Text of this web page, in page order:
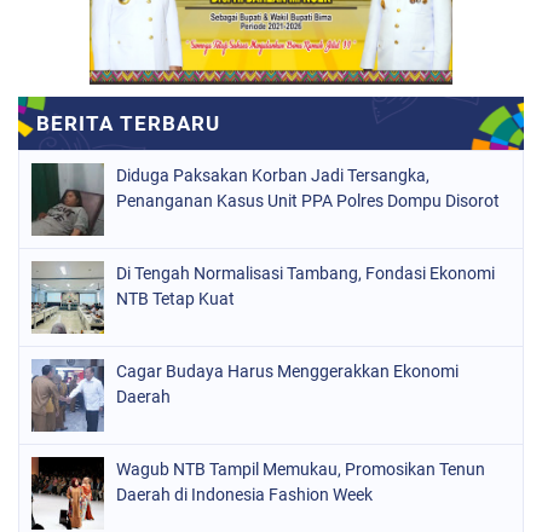
Diduga Paksakan Korban Jadi Tersangka,
Penanganan Kasus Unit PPA Polres Dompu Disorot
Di Tengah Normalisasi Tambang, Fondasi Ekonomi
NTB Tetap Kuat
Cagar Budaya Harus Menggerakkan Ekonomi
Daerah
Wagub NTB Tampil Memukau, Promosikan Tenun
Daerah di Indonesia Fashion Week